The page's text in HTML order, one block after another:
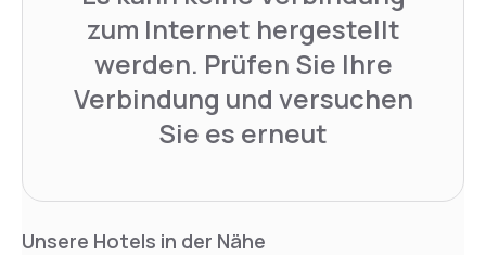
zum Internet hergestellt
werden. Prüfen Sie Ihre
Verbindung und versuchen
Sie es erneut
Unsere Hotels in der Nähe